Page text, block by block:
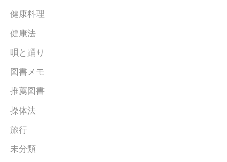
健康料理
健康法
唄と踊り
図書メモ
推薦図書
操体法
旅行
未分類